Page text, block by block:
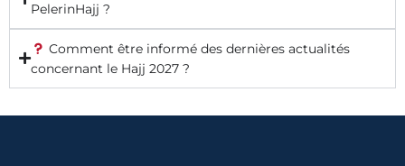
PelerinHajj ?
Comment être informé des dernières actualités
concernant le Hajj 2027 ?